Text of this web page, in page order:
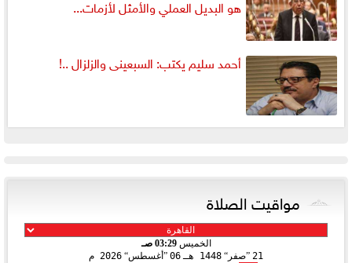
هو البديل العملي والأمثل لأزمات...
أحمد سليم يكتب: السبعينى والزلزال ..!
مواقيت الصلاة
الخميس03:29 صـ
21 صفر 1448 هـ 06 أغسطس 2026 م